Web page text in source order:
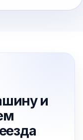
и